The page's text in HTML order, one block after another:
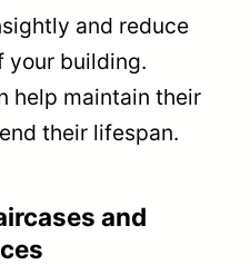
and reduce
your building.
help maintain their
their lifespan.
and